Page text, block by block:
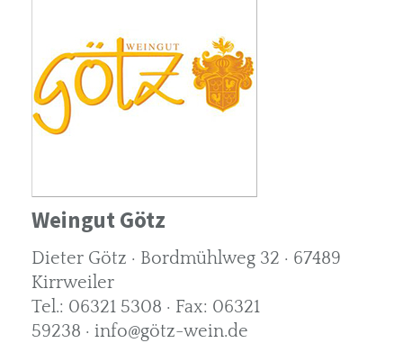
Weingut Götz
Dieter Götz · Bordmühlweg 32 · 67489
Kirrweiler
Tel.: 06321 5308 · Fax: 06321
59238 · info@götz-wein.de